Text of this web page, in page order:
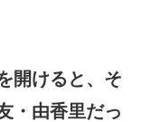
開けると、そ
・由香里だっ